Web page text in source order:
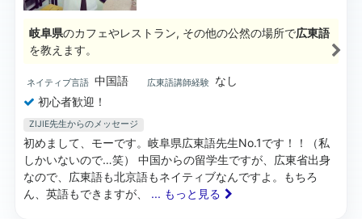
岐阜県のカフェやレストラン, その他の公然の場所で広東語
を教えます。
ネイティブ言語 中国語 広東語講師経験
なし
初心者歓迎！
ZIJIE先生からのメッセージ
初めまして、モーです。岐阜県広東語先生No.1です！！（私
しかいないので…笑） 中国からの留学生ですが、広東省出身
なので、広東語も北京語もネイティブなんですよ。もちろ
ん、英語もできますが、 ... もっと見る